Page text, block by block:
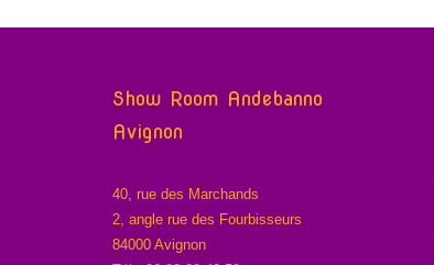
Show Room Andebanno
Avignon
40, rue des Marchands
2, angle rue des Fourbisseurs
84000 Avignon